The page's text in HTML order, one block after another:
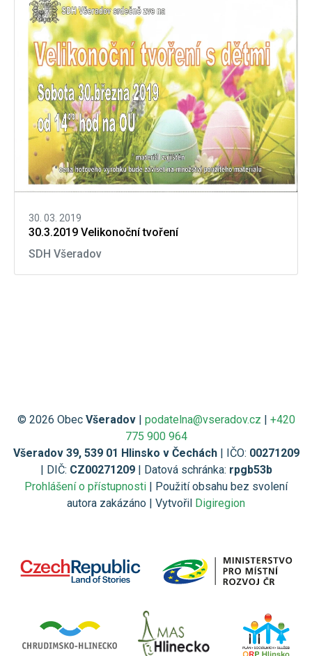
30. 03. 2019
30.3.2019 Velikonoční tvoření
SDH Všeradov
© 2026 Obec Všeradov| podatelna@vseradov.cz | +420
775 900 964
Všeradov 39, 539 01 Hlinsko v Čechách| IČO: 00271209
| DIČ: CZ00271209| Datová schránka: rpgb53b
Prohlášení o přístupnosti | Použití obsahu bez svolení
autora zakázáno | Vytvořil Digiregion